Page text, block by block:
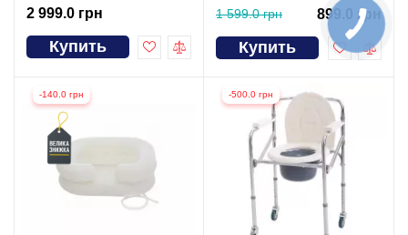
2 999.0 грн
Купить
1 599.0 грн 899.0 грн
Купить
-140.0 грн -500.0 грн